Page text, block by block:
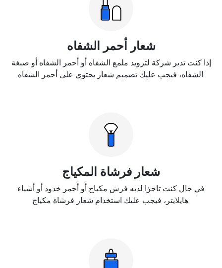
شعار أحمر الشفاه
إذا كنت تدير شركة لتزويد ملمع الشفاه أو أحمر الشفاه أو صبغة
الشفاه، فيجب عليك تصميم شعار يحتوي على أحمر الشفاه.
شعار فرشاة المكياج
في حال كنت تاجرًا لديه فرش مكياج أو أحمر خدود أو أشياء
هايلايتر، فيجب عليك استخدام شعار فرشاة مكياج.